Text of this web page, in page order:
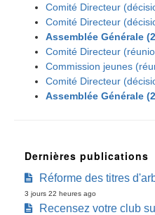
Comité Directeur
Comité Directeur
Assemblée Générale
Comité Directeur
Commission jeunes
Comité Directeur
Assemblée Générale
Dernières publications
Réforme des titres
3 jours 22 heures ago
Recensez votre club